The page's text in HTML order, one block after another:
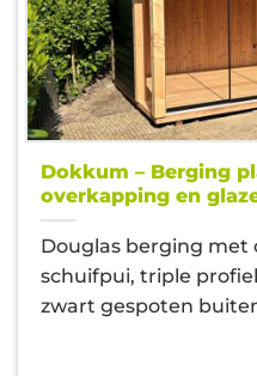
Dokkum – Berging
overkapping en
Douglas berging met
schuifpui, triple
zwart gespoten